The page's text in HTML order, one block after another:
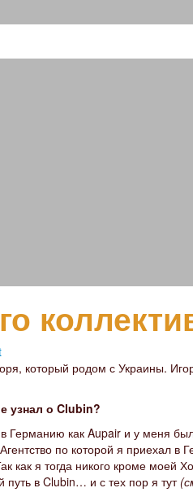
который родом с Украины.
узнал о Clubin?
Германию как Aupair и у меня
по которой я приехал в
как я тогда никого кроме моей
в Clubin… и с тех пор я тут